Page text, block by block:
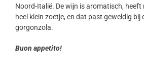
Noord-Italië. De wijn is aromatisch, heeft
heel klein zoetje, en dat past geweldig bij
gorgonzola.
Buon appetito!